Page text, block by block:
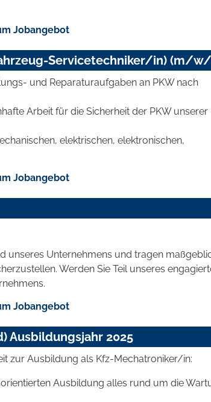
Jobangebot
Servicetechniker/in) (m/
und Reparaturaufgaben an PKW nach
Arbeit für die Sicherheit der PKW unserer
elektrischen, elektronischen,
Jobangebot
unseres Unternehmens und tragen
Werden Sie Teil unseres
Jobangebot
Ausbildungsjahr 2025
zur Ausbildung als Kfz-Mechatroniker/in:
Ausbildung alles rund um die